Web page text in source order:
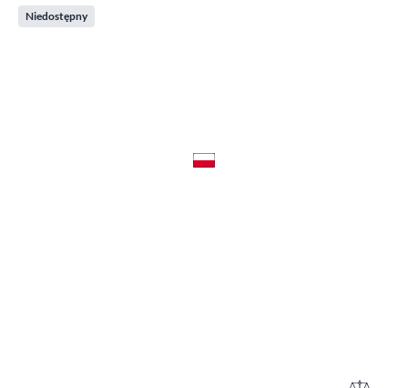
Niedostępny